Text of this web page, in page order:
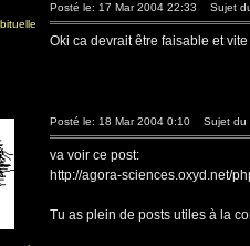
Posté le: 17 Mar 2004 22:33 Sujet
Oki ca devrait être faisable et
Posté le: 18 Mar 2004 0:10 Sujet du
va voir ce post:
http://agora-sciences.oxyd.net/
Tu as plein de posts utiles à la